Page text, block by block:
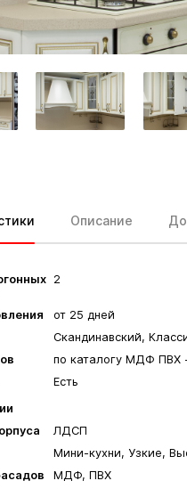
Описание
2
от 25 дней
Скандинавский,
по каталогу МДФ ПВХ
Есть
ЛДСП
Мини-кухни, Узкие,
МДФ, ПВХ